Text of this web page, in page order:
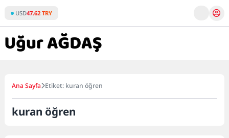
content
USD47.62 TRY
Ana Sayfa Etiket: kuran öğren
kuran öğren